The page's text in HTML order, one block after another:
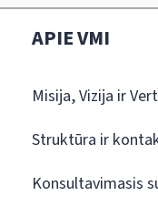
APIE VMI
Misija, Vizija ir
Struktūra ir
Konsultavimasis